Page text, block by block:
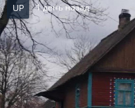
UP 1 день назад